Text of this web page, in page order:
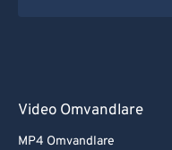
Video Omvandlare
MP4 Omvandlare